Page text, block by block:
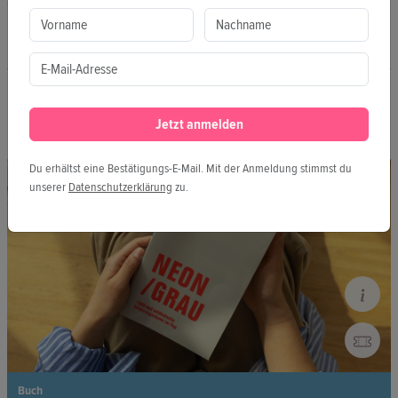
Clubcommission Berlin. Seit 2020 ist er Erster Vorsitzender des
Bundesverbands Popularmusik.
MEDIEN IN DIESEM EVENT
Buch
Jetzt anmelden
Du erhältst eine Bestätigungs-E-Mail. Mit der Anmeldung stimmst du
unserer Datenschutzerklärung zu.